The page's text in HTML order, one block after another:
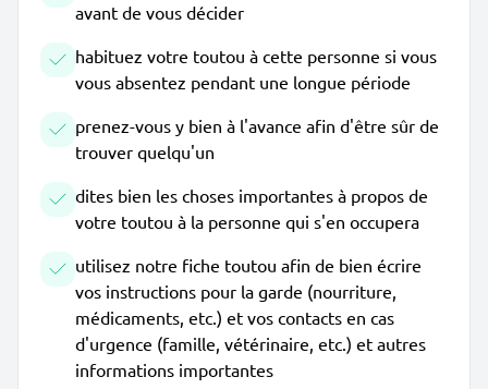
avant de vous décider
habituez votre toutou à cette personne si vous
vous absentez pendant une longue période
prenez-vous y bien à l'avance afin d'être sûr de
trouver quelqu'un
dites bien les choses importantes à propos de
votre toutou à la personne qui s'en occupera
utilisez notre fiche toutou afin de bien écrire
vos instructions pour la garde (nourriture,
médicaments, etc.) et vos contacts en cas
d'urgence (famille, vétérinaire, etc.) et autres
informations importantes